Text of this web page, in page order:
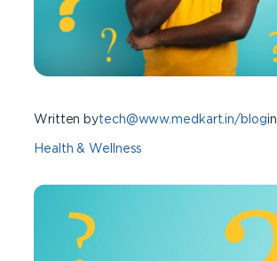
Written bytech@www.medkart.in/blogin
Health & Wellness